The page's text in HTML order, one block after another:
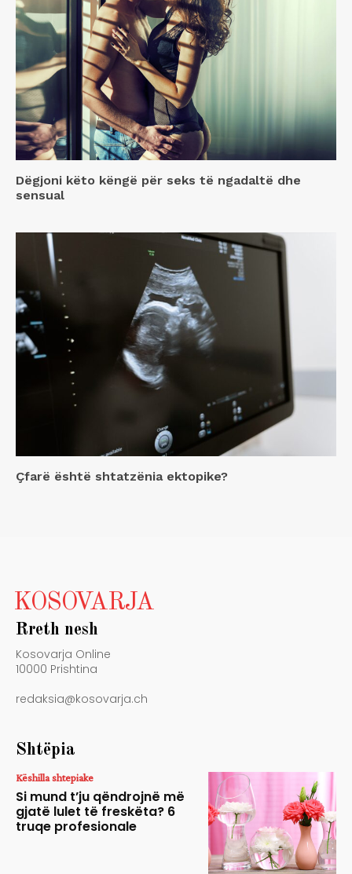
Dëgjoni këto këngë për seks të ngadaltë dhe
sensual
Çfarë është shtatzënia ektopike?
KOSOVARJA
Rreth nesh
Kosovarja Online
10000 Prishtina
redaksia@kosovarja.ch
Shtëpia
Këshilla shtepiake
Si mund t’ju qëndrojnë më
gjatë lulet të freskëta? 6
truqe profesionale